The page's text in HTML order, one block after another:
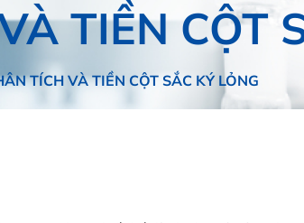
TIỀN CỘT
TÍCH VÀ TIỀN CỘT SẮC KÝ LỎNG